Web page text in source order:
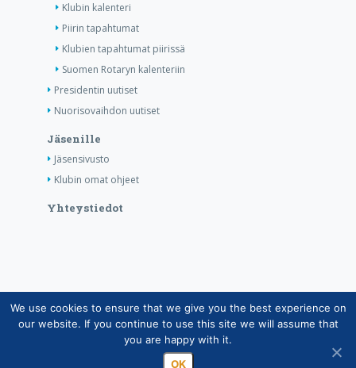
Klubin kalenteri
Piirin tapahtumat
Klubien tapahtumat piirissä
Suomen Rotaryn kalenteriin
Presidentin uutiset
Nuorisovaihdon uutiset
Jäsenille
Jäsensivusto
Klubin omat ohjeet
Yhteystiedot
Copyright © Suomen Rotarypalvelu ry 2026 |
Jäsentietojärjestelmän tietosuojaseloste|Henkilötietojen
käsittely Rotarytoiminnassa
We use cookies to ensure that we give you the best experience on
our website. If you continue to use this site we will assume that
you are happy with it.
OK